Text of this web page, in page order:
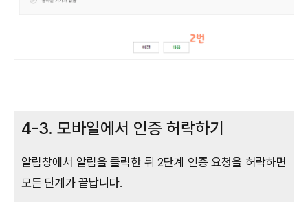
4-3. 모바일에서 인증 허락하기
알림창에서 알림을 클릭한 뒤 2단계 인증 요청을 허락하면
모든 단계가 끝납니다.